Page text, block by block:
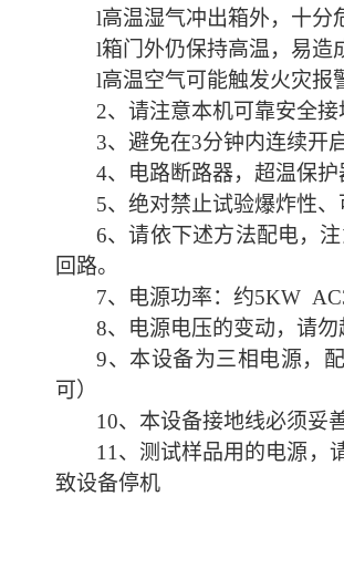
l高温湿气冲出箱外，十分
l箱门外仍保持高温，易造
l高温空气可能触发火灾报
2、请注意本机可靠安全
3、避免在3分钟内连续开
4、电路断路器，超温保
5、绝对禁止试验爆炸性
6、请依下述方法配电，
回路。
7、电源功率：约5KW
8、电源电压的变动，请
9、本设备为三相电源，
可）
10、本设备接地线必须妥
11、测试样品用的电源，
致设备停机